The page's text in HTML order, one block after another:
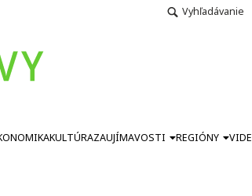
Vyhľadávanie
KULTÚRAZAUJÍMAVOSTI REGIÓNY